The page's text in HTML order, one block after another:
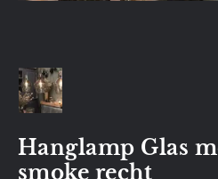
Hanglamp Glas
smoke recht